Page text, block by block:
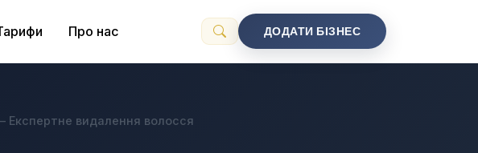
Про нас ДОДАТИ БІЗНЕС
Експертне видалення волосся